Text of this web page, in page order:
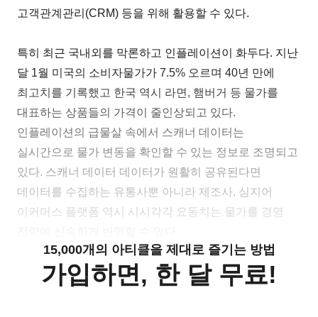
고객관계관리(CRM) 등을 위해 활용할 수 있다.
특히 최근 국내외를 막론하고 인플레이션이 화두다. 지난
달 1월 미국의 소비자물가가 7.5% 오르며 40년 만에
최고치를 기록했고 한국 역시 라면, 햄버거 등 물가를
대표하는 상품들의 가격이 줄인상되고 있다.
인플레이션의 급물살 속에서 스캐너 데이터는
실시간으로 물가 변동을 확인할 수 있는 정보로 조명되고
있다. 스캐너 데이터 데이터가 원활히 공유된다면
데이터를 수집하는 유통사뿐 아니라 제조사, 심지어
이커머스 플랫폼 역시 시시각각 요동치는 물가를 경영
15,000개의 아티클을 제대로 즐기는 방법
가입하면, 한 달 무료!